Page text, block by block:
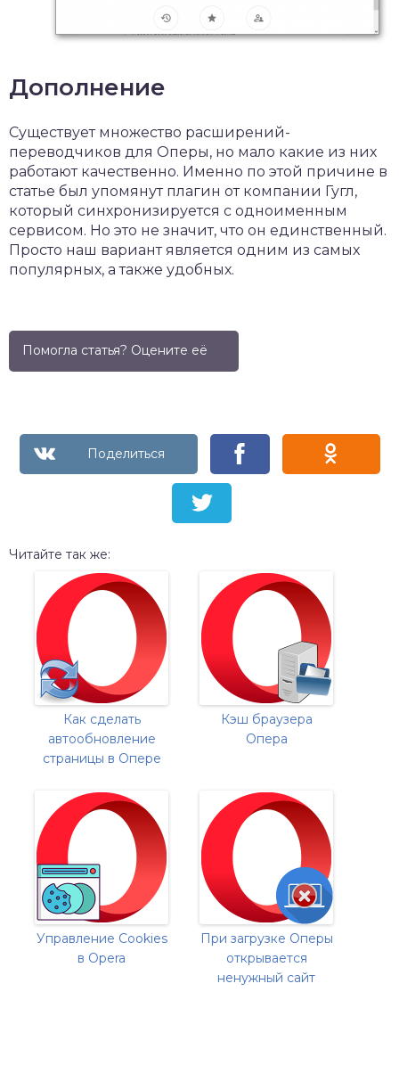
Дополнение
Существует множество расширений-
переводчиков для Оперы, но мало какие из них
работают качественно. Именно по этой причине в
статье был упомянут плагин от компании Гугл,
который синхронизируется с одноименным
сервисом. Но это не значит, что он единственный.
Просто наш вариант является одним из самых
популярных, а также удобных.
Помогла статья? Оцените её
Читайте так же:
Как сделать
автообновление
страницы в Опере
Кэш браузера
Опера
Управление Cookies
в Opera
При загрузке Оперы
открывается
ненужный сайт